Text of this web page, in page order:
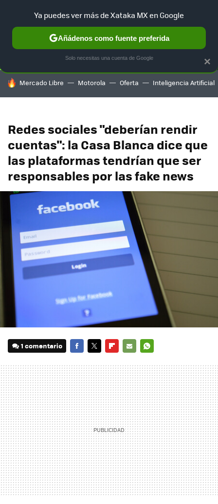
SELECCIÓN GAMING HOME AUTO TERRITORIO
HOY SE HABLA DE
Mercado Libre Motorola Oferta Inteligencia Artificial
Redes sociales "deberían rendir
cuentas": la Casa Blanca dice que
las plataformas tendrían que ser
responsables por las fake news
1 comentario
MAIL
×
Ya puedes ver más de Xataka MX en Google
Añádenos como fuente preferida
Solo necesitas una cuenta de Google